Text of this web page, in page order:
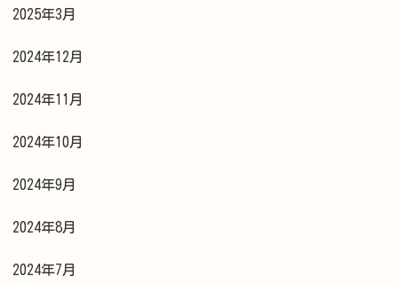
2025年3月
2024年12月
2024年11月
2024年10月
2024年9月
2024年8月
2024年7月